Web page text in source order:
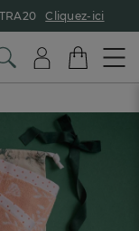
Cliquez-ici